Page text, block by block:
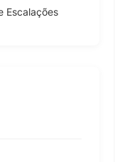
Escalações